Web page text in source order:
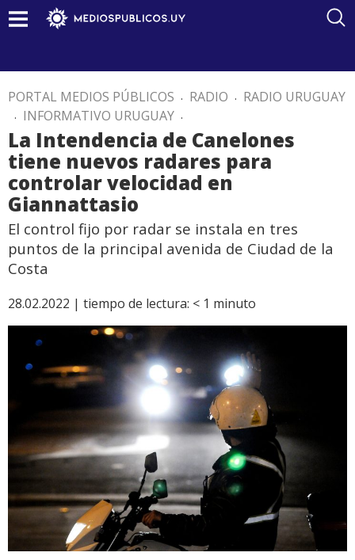
PORTAL MEDIOS PÚBLICOS . RADIO . RADIO URUGUAY
. INFORMATIVO URUGUAY .
La Intendencia de Canelones
tiene nuevos radares para
controlar velocidad en
Giannattasio
El control fijo por radar se instala en tres
puntos de la principal avenida de Ciudad de la
Costa
28.02.2022 | tiempo de lectura: < 1 minuto